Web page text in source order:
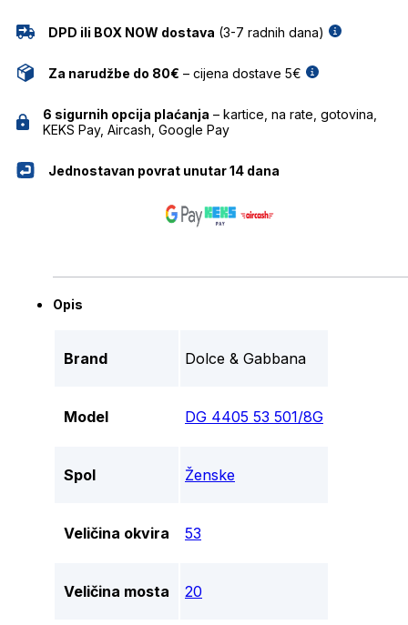
DPD ili BOX NOW dostava (3-7 radnih dana)
Za narudžbe do 80€ – cijena dostave 5€
6 sigurnih opcija plaćanja – kartice, na rate, gotovina,
KEKS Pay, Aircash, Google Pay
Jednostavan povrat unutar 14 dana
Opis
Brand Dolce & Gabbana
Model DG 4405 53 501/8G
Spol Ženske
Veličina okvira 53
Veličina mosta 20